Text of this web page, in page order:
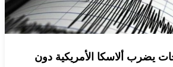
بقوة 5 درجات يضرب ألاسكا الأمريكية دون